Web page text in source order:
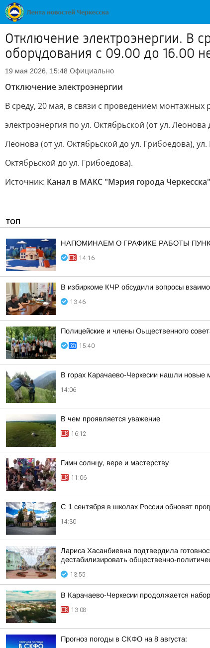
Отключение электроэнергии. В
оборудования с 09.00 до 16.00
19 мая 2026, 15:48 Официально
Отключение электроэнергии
В среду, 20 мая, в связи с проведением монтажных
электроэнергия по ул. Октябрьской (от ул. Леонова
Леонова (от ул. Октябрьской до ул. Грибоедова), ул.
Октябрьской до ул. Грибоедова).
Источник: Канал в МАКС "Мэрия города Черкесска"
ТОП
НАПОМИНАЕМ О ГРАФИКЕ РАБОТЫ
14:16
В избиркоме КЧР обсудили вопросы
13:46
Полицейские и члены Оьщественного
15:40
В горах Карачаево-Черкесии нашли новые
14:06
В чем проявляется уважение
16:12
Гимн солнцу, вере и мастерству
11:06
С 1 сентября в школах России обновят
14:30
Лариса Хасанбиевна подтвердила
дестабилизировать общественно-
13:55
В Карачаево-Черкесии продолжается
13:08
Прогноз погоды в СКФО на 8 августа: